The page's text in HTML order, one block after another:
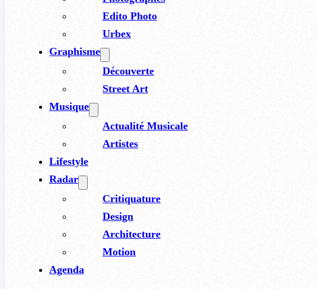
Edito Photo
Urbex
Graphisme
Découverte
Street Art
Musique
Actualité Musicale
Artistes
Lifestyle
Radar
Critiquature
Design
Architecture
Motion
Agenda